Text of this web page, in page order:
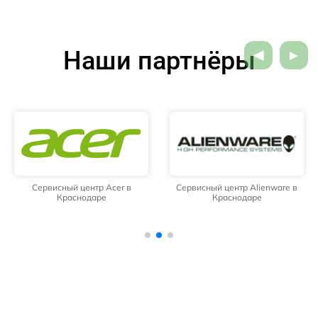
Наши партнёры
Сервисный центр Acer в
Краснодаре
Сервисный центр Alienware в
Краснодаре